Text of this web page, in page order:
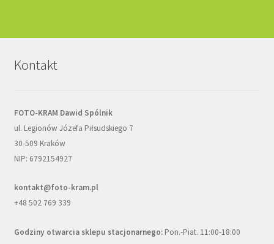
Kontakt
FOTO-KRAM Dawid Spólnik
ul. Legionów Józefa Piłsudskiego 7
30-509 Kraków
NIP: 6792154927
kontakt@foto-kram.pl
+48 502 769 339
Godziny otwarcia sklepu stacjonarnego:Pon.-Piat. 11:00-18:00